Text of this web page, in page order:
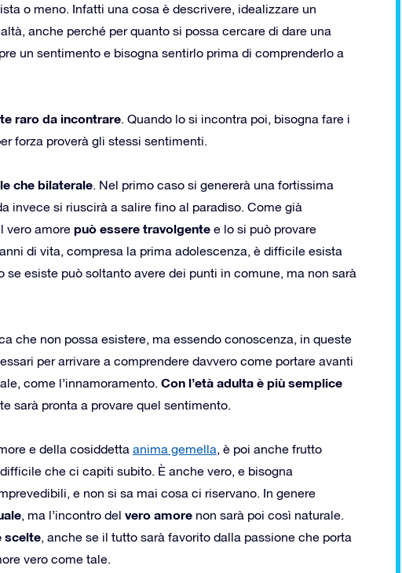
o meno. Infatti una cosa è descrivere, idealizzare un
anche perché per quanto si possa cercare di dare una
un sentimento e bisogna sentirlo prima di comprenderlo a
raro da incontrare. Quando lo si incontra poi, bisogna fare i
forza proverà gli stessi sentimenti.
che bilaterale. Nel primo caso si genererà una fortissima
invece si riuscirà a salire fino al paradiso. Come già
vero amore può essere travolgente e lo si può provare
di vita, compresa la prima adolescenza, è difficile esista
esiste può soltanto avere dei punti in comune, ma non sarà
che non possa esistere, ma essendo conoscenza, in queste
per arrivare a comprendere davvero come portare avanti
come l’innamoramento. Con l’età adulta è più semplice
sarà pronta a provare quel sentimento.
e della cosiddetta anima gemella, è poi anche frutto
che ci capiti subito. È anche vero, e bisogna
e non si sa mai cosa ci riservano. In genere
, ma l’incontro del vero amore non sarà poi così naturale.
scelte, anche se il tutto sarà favorito dalla passione che porta
vero come tale.